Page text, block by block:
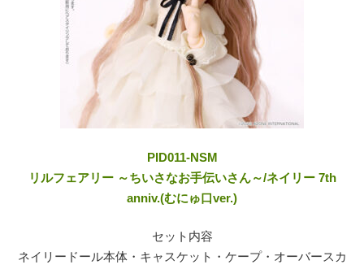
PID011-NSM
リルフェアリー ～ちいさなお手伝いさん～/ネイリー 7th
anniv.(むにゅ口ver.)
セット内容
ネイリードール本体・キャスケット・ケープ・オーバースカ